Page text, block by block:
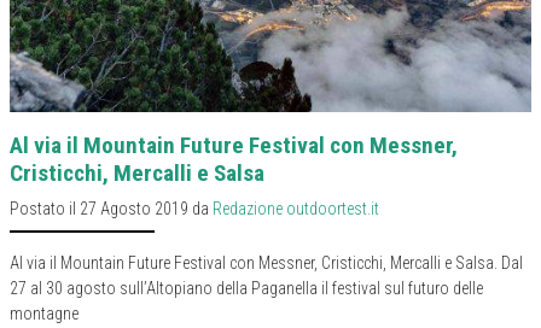
Al via il Mountain Future Festival con Messner,
Cristicchi, Mercalli e Salsa
Postato il 27 Agosto 2019 da Redazione outdoortest.it
Al via il Mountain Future Festival con Messner, Cristicchi, Mercalli e Salsa. Dal
27 al 30 agosto sull’Altopiano della Paganella il festival sul futuro delle
montagne